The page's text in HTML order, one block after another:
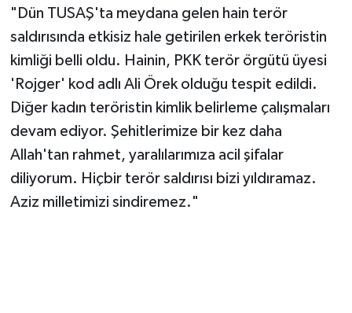
"Dün TUSAŞ'ta meydana gelen hain terör
saldırısında etkisiz hale getirilen erkek teröristin
kimliği belli oldu. Hainin, PKK terör örgütü üyesi
'Rojger' kod adlı Ali Örek olduğu tespit edildi.
Diğer kadın teröristin kimlik belirleme çalışmaları
devam ediyor. Şehitlerimize bir kez daha
Allah'tan rahmet, yaralılarımıza acil şifalar
diliyorum. Hiçbir terör saldırısı bizi yıldıramaz.
Aziz milletimizi sindiremez."